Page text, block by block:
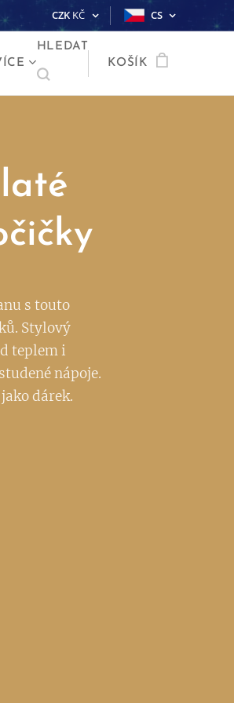
CZK KČ CS
HLEDAT
KOŠÍK
s touto
Stylový
teplem i
nápoje.
dárek.